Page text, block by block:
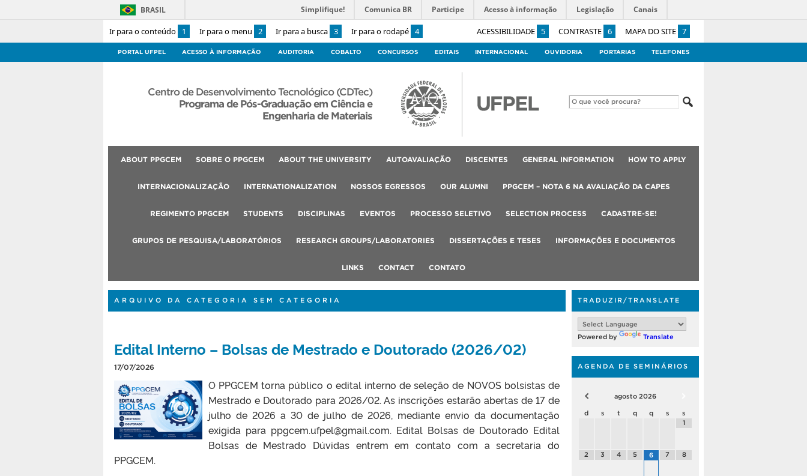
Ir para o conteúdo 1 Ir para o menu 2 Ir para a busca 3 Ir para o rodapé 4 ACESSIBILIDADE 5 CONTRASTE 6 MAPA DO SITE 7
BRASIL Simplifique! Comunica BR Participe Acesso à informação Legislação Canais
PORTAL UFPEL ACESSO À INFORMAÇÃO AUDITORIA COBALTO CONCURSOS EDITAIS INTERNACIONAL OUVIDORIA PORTARIAS TELEFONES
Centro de Desenvolvimento Tecnológico (CDTec)
Programa de Pós-Graduação em Ciência e
Engenharia de Materiais
ABOUT PPGCEM SOBRE O PPGCEM ABOUT THE UNIVERSITY AUTOAVALIAÇÃO DISCENTES GENERAL INFORMATION HOW TO APPLY
INTERNACIONALIZAÇÃO INTERNATIONALIZATION NOSSOS EGRESSOS OUR ALUMNI PPGCEM – NOTA 6 NA AVALIAÇÃO DA CAPES
REGIMENTO PPGCEM STUDENTS DISCIPLINAS EVENTOS PROCESSO SELETIVO SELECTION PROCESS CADASTRE-SE!
GRUPOS DE PESQUISA/LABORATÓRIOS RESEARCH GROUPS/LABORATORIES DISSERTAÇÕES E TESES INFORMAÇÕES E DOCUMENTOS
LINKS CONTACT CONTATO
ARQUIVO DA CATEGORIA SEM CATEGORIA
Edital Interno – Bolsas de Mestrado e Doutorado (2026/02)
17/07/2026
O PPGCEM torna público o edital interno de seleção de NOVOS bolsistas de
Mestrado e Doutorado para 2026/02. As inscrições estarão abertas de 17 de
julho de 2026 a 30 de julho de 2026, mediante envio da documentação
exigida para ppgcem.ufpel@gmail.com. Edital Bolsas de Doutorado Edital
Bolsas de Mestrado Dúvidas entrem em contato com a secretaria do
PPGCEM.
TRADUZIR/TRANSLATE
Powered by Translate
AGENDA DE SEMINÁRIOS
agosto 2026
d s t q q s
s
1
2 3 4 5 6 7 8